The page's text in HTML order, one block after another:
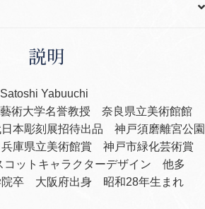
説明
Yabuuchi
術大学名誉教授 奈良県立美術館館
本彫刻展招待出品 神戸須磨離宮公園
庫県立美術館賞 神戸市緑化芸術賞
コットキャラクターデザイン 他多
卒 大阪府出身 昭和28年生まれ